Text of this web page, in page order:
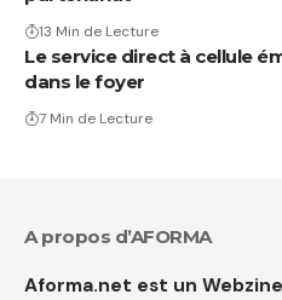
13 Min de Lecture
Le service direct à cellule
dans le foyer
7 Min de Lecture
A propos d’AFORMA
Aforma.net est un Webzine